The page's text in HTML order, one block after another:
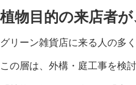
植物目的の来店者
グリーン雑貨店に来る人の多
この層は、外構・庭工事を検